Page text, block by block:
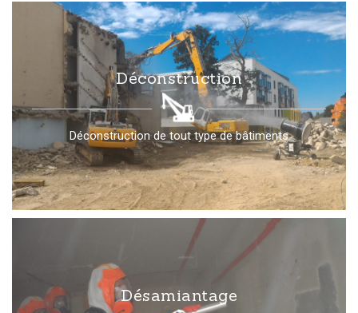
Déconstruction
Déconstruction de tout type de bâtiments
Désamiantage